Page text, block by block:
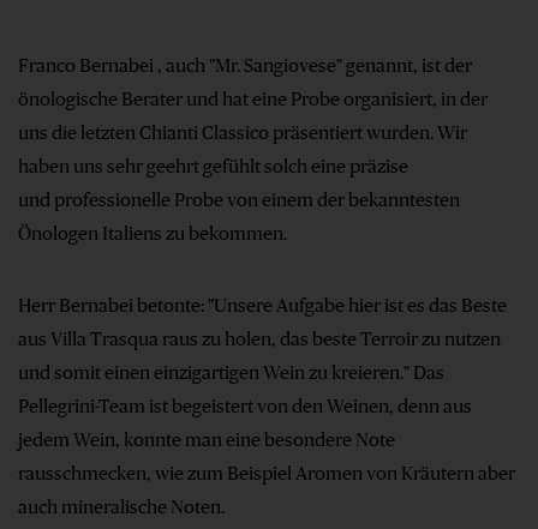
Franco Bernabei , auch "Mr. Sangiovese" genannt, ist der
önologische Berater und hat eine Probe organisiert, in der
uns die letzten Chianti Classico präsentiert wurden. Wir
haben uns sehr geehrt gefühlt solch eine präzise
und professionelle Probe von einem der bekanntesten
Önologen Italiens zu bekommen.
Herr Bernabei betonte: "Unsere Aufgabe hier ist es das Beste
aus Villa Trasqua raus zu holen, das beste Terroir zu nutzen
und somit einen einzigartigen Wein zu kreieren." Das
Pellegrini-Team ist begeistert von den Weinen, denn aus
jedem Wein, konnte man eine besondere Note
rausschmecken, wie zum Beispiel Aromen von Kräutern aber
auch mineralische Noten.